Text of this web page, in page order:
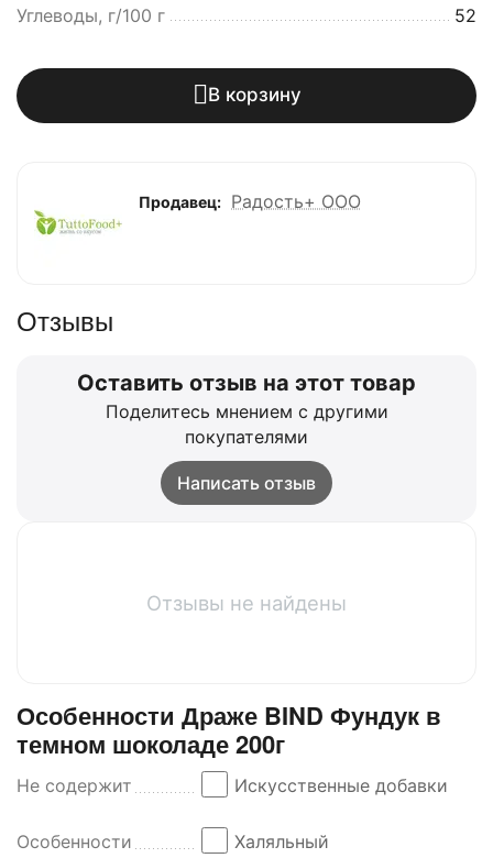
Углеводы, г/100 г
52
В корзину
Продавец: Радость+ ООО
Отзывы
Оставить отзыв на этот товар
Поделитесь мнением с другими
покупателями
Написать отзыв
Отзывы не найдены
Особенности Драже BIND Фундук в
темном шоколаде 200г
Не содержит Искусственные добавки
Особенности Халяльный